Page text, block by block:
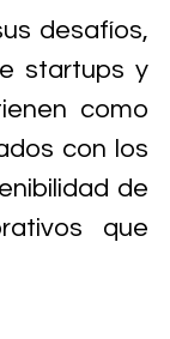
desafíos,
startups y
como
con los
de
que